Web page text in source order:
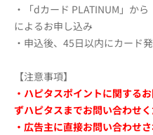
・「dカード PLATINUM」か
によるお申し込み
・申込後、45日以内にカード
【注意事項】
・ハピタスポイントに関する
ずハピタスまでお問い合わせく
・広告主に直接お問い合わせ